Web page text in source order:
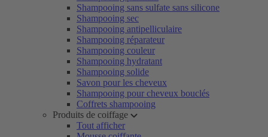
Shampooing sans sulfate sans silicone
Shampooing sec
Shampooing antipelliculaire
Shampooing réparateur
Shampooing couleur
Shampooing hydratant
Shampooing solide
Savon pour les cheveux
Shampooing pour cheveux bouclés
Coffrets shampooing
Produits de coiffage
Tout afficher